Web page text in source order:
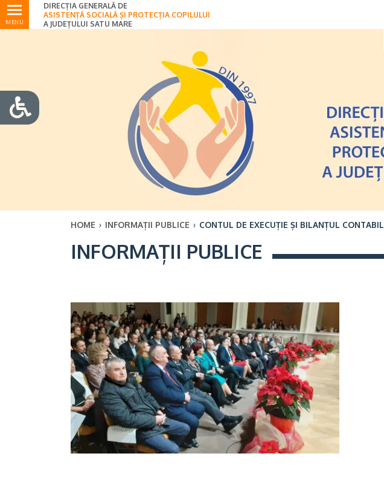
MENU
DIRECȚIA GENERALĂ DE
ASISTENȚĂ SOCIALĂ ȘI PROTECȚIA COPILULUI
A JUDEȚULUI SATU MARE
HOME › INFORMAȚII PUBLICE › CONTUL DE EXECUȚIE ȘI BILANȚUL CONTABIL
Ultimele Oricând
INFORMAȚII PUBLICE